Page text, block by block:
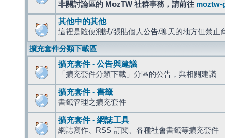
非關討論區的 MozTW 社群事務，請前往 moztw-
其他中的其他
這裡是隨便測試/張貼個人公告/聊天的地方但禁止
擴充套件分類下載區
擴充套件 - 公告與建議
「擴充套件分類下載」分區的公告，與相關建議
擴充套件 - 書籤
書籤管理之擴充套件
擴充套件 - 網誌工具
網誌寫作、RSS 訂閱、各種社會書籤等擴充套件